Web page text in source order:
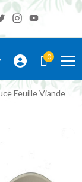
0
Feuille Viande